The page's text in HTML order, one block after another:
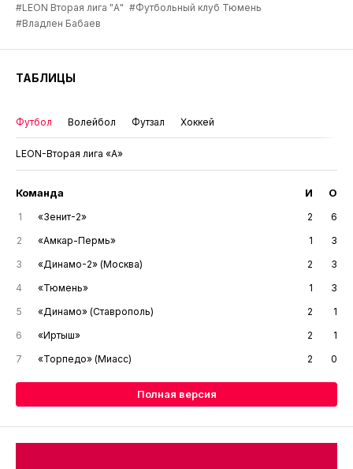
#LEON Вторая лига "А" #Футбольный клуб Тюмень
#Владлен Бабаев
ТАБЛИЦЫ
Футбол Волейбол Футзал Хоккей
LEON-Вторая лига «А»
Команда И О
1 «Зенит-2» 2
6
2
«Амкар-Пермь» 1
3
3
«Динамо-2» (Москва) 2
3
4
«Тюмень» 1
3
5
«Динамо» (Ставрополь) 2
1
6
«Иртыш» 2
1
7
«Торпедо» (Миасс) 2 0
Полная версия